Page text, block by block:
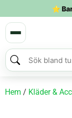
⭐
Hem / Kläder &